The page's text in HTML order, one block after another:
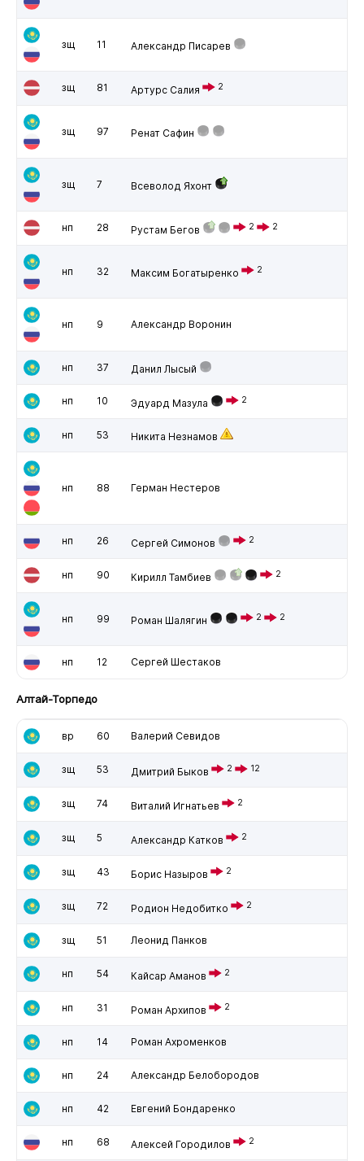
зщ 11 Александр Писарев
зщ 81 Артурс Салия 2
зщ 97 Ренат Сафин
зщ 7 Всеволод Яхонт
нп 28 Рустам Бегов 2 2
нп 32 Максим Богатыренко 2
нп 9 Александр Воронин
нп 37 Данил Лысый
нп 10 Эдуард Мазула 2
нп 53 Никита Незнамов
нп 88 Герман Нестеров
нп 26 Сергей Симонов 2
нп 90 Кирилл Тамбиев 2
нп 99 Роман Шалягин 2 2
нп 12 Сергей Шестаков
Алтай-Торпедо
вр 60 Валерий Севидов
зщ 53 Дмитрий Быков 2 12
зщ 74 Виталий Игнатьев 2
зщ 5 Александр Катков 2
зщ 43 Борис Назыров 2
зщ 72 Родион Недобитко 2
зщ 51 Леонид Панков
нп 54 Кайсар Аманов 2
нп 31 Роман Архипов 2
нп 14 Роман Ахроменков
нп 24 Александр Белобородов
нп 42 Евгений Бондаренко
нп 68 Алексей Городилов 2